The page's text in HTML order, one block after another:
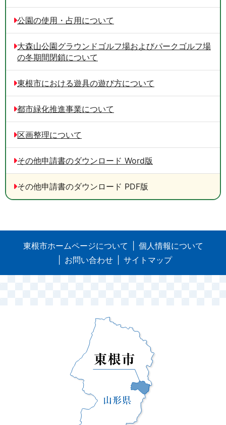
公園の使用・占用について
大森山公園グラウンドゴルフ場およびパークゴルフ場
の冬期間閉鎖について
東根市における遊具の遊び方について
都市緑化推進事業について
区画整理について
その他申請書のダウンロード Word版
その他申請書のダウンロード PDF版
東根市ホームページについて
個人情報について
お問い合わせ
サイトマップ